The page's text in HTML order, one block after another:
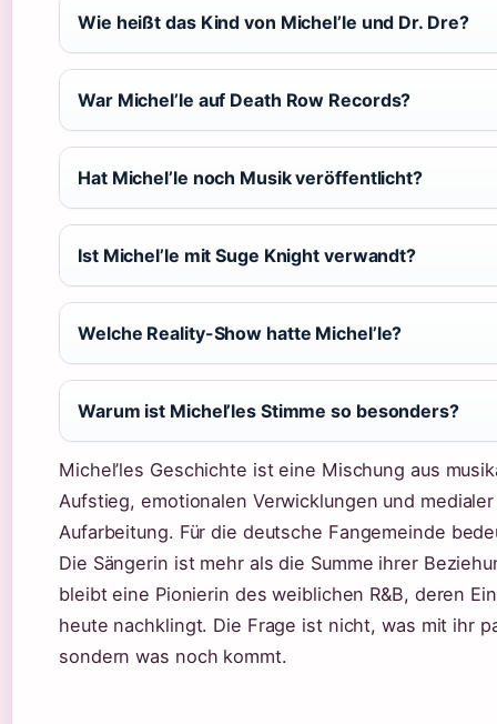
Wie heißt das Kind von Michel’le und Dr. Dre?
War Michel’le auf Death Row Records?
Hat Michel’le noch Musik veröffentlicht?
Ist Michel’le mit Suge Knight verwandt?
Welche Reality-Show hatte Michel’le?
Warum ist Michel’les Stimme so besonders?
Michel’les Geschichte ist eine Mischung aus
Aufstieg, emotionalen Verwicklungen und medialer
Aufarbeitung. Für die deutsche Fangemeinde
Die Sängerin ist mehr als die Summe ihrer
bleibt eine Pionierin des weiblichen R&B, deren
heute nachklingt. Die Frage ist nicht, was mit ihr
sondern was noch kommt.